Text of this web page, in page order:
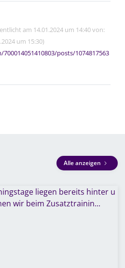
am 14.01.2024 um 14:40 von:
um 15:30)
posts/1074817563
Alle anzeigen